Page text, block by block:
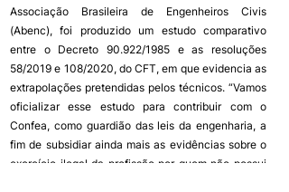
Associação Brasileira de Engenheiros Civis
(Abenc), foi produzido um estudo comparativo
entre o Decreto 90.922/1985 e as resoluções
58/2019 e 108/2020, do CFT, em que evidencia as
extrapolações pretendidas pelos técnicos. “Vamos
oficializar esse estudo para contribuir com o
Confea, como guardião das leis da engenharia, a
fim de subsidiar ainda mais as evidências sobre o
exercício ilegal da profissão por quem não possui